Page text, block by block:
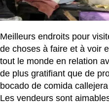
Meilleurs endroits pour
de choses à faire et à voir
tout le monde en relation
de plus gratifiant que de
bocado de comida
Les vendeurs sont